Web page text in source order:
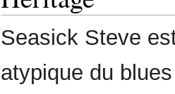
Seasick Steve
atypique du